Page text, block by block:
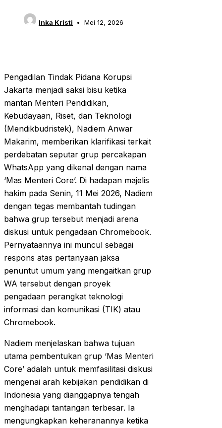
Inka Kristi Mei 12, 2026
Pengadilan Tindak Pidana Korupsi
Jakarta menjadi saksi bisu ketika
mantan Menteri Pendidikan,
Kebudayaan, Riset, dan Teknologi
(Mendikbudristek), Nadiem Anwar
Makarim, memberikan klarifikasi terkait
perdebatan seputar grup percakapan
WhatsApp yang dikenal dengan nama
‘Mas Menteri Core’. Di hadapan majelis
hakim pada Senin, 11 Mei 2026, Nadiem
dengan tegas membantah tudingan
bahwa grup tersebut menjadi arena
diskusi untuk pengadaan Chromebook.
Pernyataannya ini muncul sebagai
respons atas pertanyaan jaksa
penuntut umum yang mengaitkan grup
WA tersebut dengan proyek
pengadaan perangkat teknologi
informasi dan komunikasi (TIK) atau
Chromebook.
Nadiem menjelaskan bahwa tujuan
utama pembentukan grup ‘Mas Menteri
Core’ adalah untuk memfasilitasi diskusi
mengenai arah kebijakan pendidikan di
Indonesia yang dianggapnya tengah
menghadapi tantangan terbesar. Ia
mengungkapkan keheranannya ketika